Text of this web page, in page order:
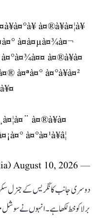
à¤®à¥à¤¦à¥
à¤à¤µà¤¾à¤¬
à¤°à¤¾à¤¤ à¤®à¥à¤
à¤ªà¤° à¤°à¥à¤²
à¤®à¥à¤
à¤°à¤¹à¥â¦
— Congress (@INCIndia)
August 10, 2026
دوسری جانب کانگریس کے جنرل
برلا کو خط لکھا ہے۔ انہوں نے سوشل